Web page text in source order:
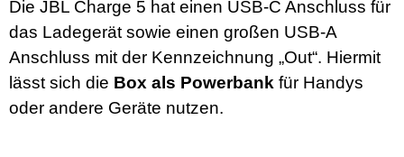
Die JBL Charge 5 hat einen USB-C Anschluss für
das Ladegerät sowie einen großen USB-A
Anschluss mit der Kennzeichnung „Out“. Hiermit
lässt sich die Box als Powerbank für Handys
oder andere Geräte nutzen.